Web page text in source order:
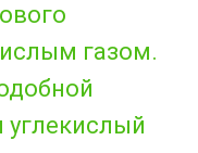
газом.